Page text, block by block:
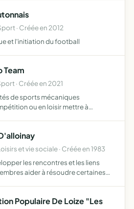
· Créée en 2012
et l'initiation du football
Team
· Créée en 2021
de sports mécaniques
ou en loisir mettre à
et vie sociale · Créée en 1983
les rencontres et les liens
aider à résoudre certaines
Populaire De Loize "Les